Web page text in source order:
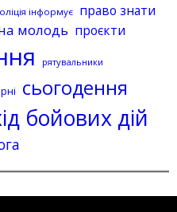
інформує право знати
молодь проєкти
рятувальники
сьогодення
бойових дій